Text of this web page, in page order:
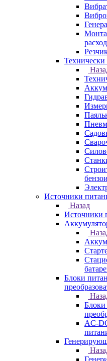
Источники
Назад
Источники
Блоки
Блоки
AC-